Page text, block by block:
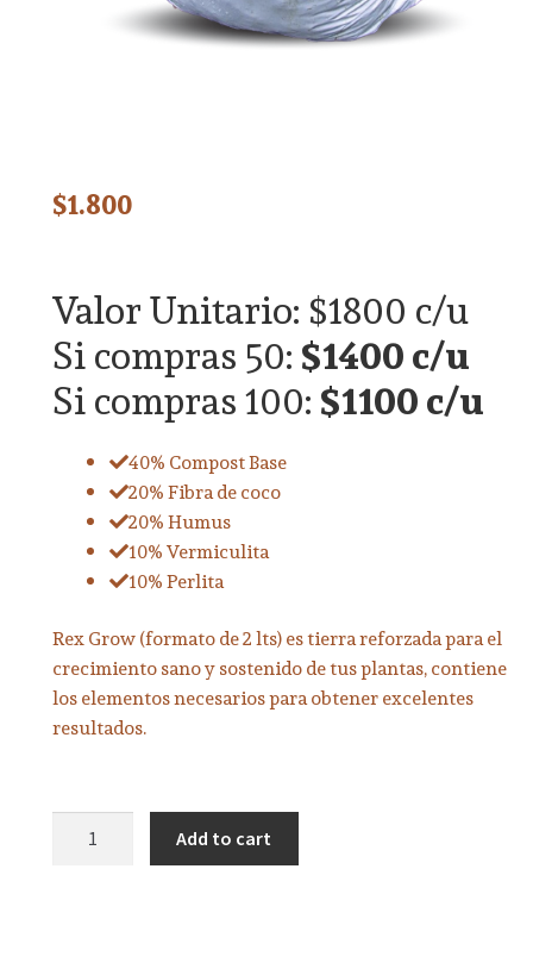
$1.800
Valor Unitario: $1800 c/u
Si compras 50:$1400 c/u
Si compras 100:$1100 c/u
40% Compost Base
20% Fibra de coco
20% Humus
10% Vermiculita
10% Perlita
Rex Grow (formato de 2 lts) es tierra reforzada para el
crecimiento sano y sostenido de tus plantas, contiene
los elementos necesarios para obtener excelentes
resultados.
Add to cart